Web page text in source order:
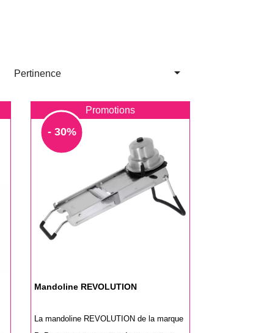
Pertinence 
Promotions
- 30%
Mandoline REVOLUTION
La mandoline REVOLUTION de la marque